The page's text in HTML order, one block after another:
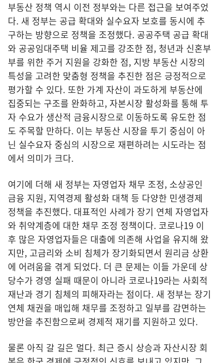
부동산 정책 역시 이전 정부와는 다른 접근을 보여주었
다. 새 정부는 공급 확대와 실수요자 보호를 동시에 추
구하는 방향으로 정책을 조정했다. 공공주택 공급 확대
와 공공임대주택 비율 제고를 강조한 점, 청년과 신혼부
부를 위한 주거 지원을 강화한 점, 지방 부동산 시장의
특성을 고려한 맞춤형 정책을 추진한 점은 긍정적으로
평가할 수 있다. 또한 가계 자산이 과도하게 부동산에
집중되는 구조를 완화하고, 자본시장 활성화를 통해 투
자 수요가 생산적 금융시장으로 이동하도록 유도한 점
도 주목할 만하다. 이는 부동산 시장을 투기 중심이 아
닌 실수요자 중심의 시장으로 재편하려는 시도라는 점
에서 의미가 크다.
여기에 더해 새 정부는 자영업자 채무 조정, 소상공인
금융 지원, 지역경제 활성화 대책 등 다양한 민생경제
정책을 추진했다. 대표적인 사례가 장기 연체 자영업자
와 취약계층에 대한 채무 조정 정책이다. 코로나19 이
후 많은 자영업자들은 대출에 의존해 사업을 유지해 왔
지만, 고금리와 소비 침체가 장기화되면서 원리금 상환
에 어려움을 겪게 되었다. 더 큰 문제는 이들 가운데 상
당수가 경영 실패 때문이 아니라 코로나19라는 사회적
재난과 경기 침체의 피해자라는 점이다. 새 정부는 장기
연체 채권을 매입해 채무를 조정하고 일부를 감면하는
방안을 추진함으로써 경제적 재기를 지원하고 있다.
물론 아직 갈 길은 멀다. 최근 증시 상승과 자산시장 회